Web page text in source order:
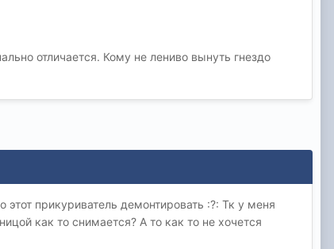
отличается. Кому не лениво вынуть гнездо
прикуриватель демонтировать :?: Тк у меня
как то снимается? А то как то не хочется